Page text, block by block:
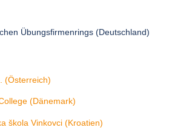
Übungsfirmenrings (Deutschland)
(Österreich)
(Dänemark)
škola Vinkovci (Kroatien)